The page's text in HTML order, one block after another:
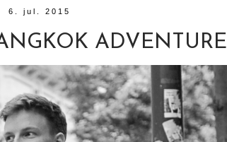
6. jul. 2015
ADVENTURE